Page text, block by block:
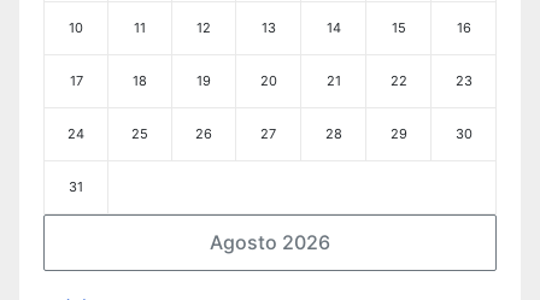
Agosto 2026
10 11 12 13 14 15 16
17 18 19 20 21 22 23
24 25 26 27 28 29 30
31